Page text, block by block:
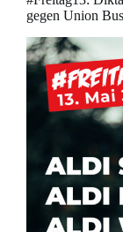
gegen Union